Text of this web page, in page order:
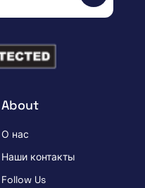
About
О нас
Наши контакты
Follow Us